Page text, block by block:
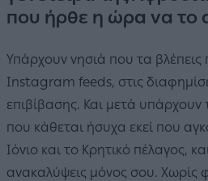
που ήρθε η ώρα να το
Υπάρχουν νησιά που τα
Instagram feeds, στις
επιβίβασης. Και μετά
που κάθεται ήσυχα εκεί που
Ιόνιο και το Κρητικό πέλαγος,
ανακαλύψεις μόνος σου. Χωρίς